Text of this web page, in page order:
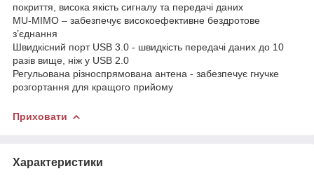
покриття, висока якість сигналу та передачі даних
MU-MIMO – забезпечує високоефективне бездротове
з’єднання
Швидкісний порт USB 3.0 - швидкість передачі даних до 10
разів вище, ніж у USB 2.0
Регульована різноспрямована антена - забезпечує гнучке
розгортання для кращого прийому
Приховати
Характеристики